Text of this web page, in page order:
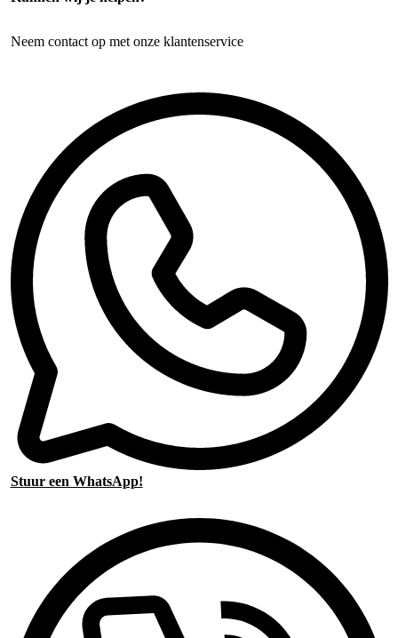
Neem contact op met onze klantenservice
Stuur een WhatsApp!